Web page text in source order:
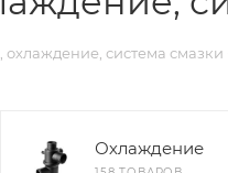
охлаждение, система смазки
Охлаждение